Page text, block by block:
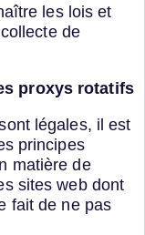
les lois et
de
proxys rotatifs
légales, il est
principes
matière de
sites web dont
fait de ne pas